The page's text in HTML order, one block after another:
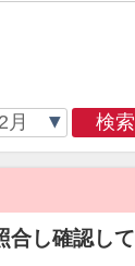
検索
合し確認して